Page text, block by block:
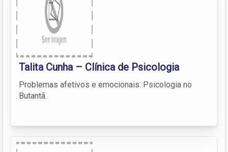
Talita Cunha – Clínica de Psicologia
Problemas afetivos e emocionais. Psicologia no
Butantã.